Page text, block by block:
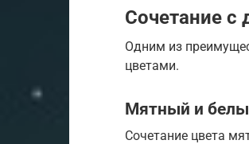
Сочетание с
Одним из
цветами.
Мятный и
Сочетание цвета